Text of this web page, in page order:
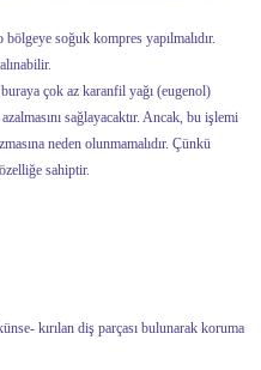
soğuk kompres yapılmalıdır.
çok az karanfil yağı (eugenol)
sağlayacaktır. Ancak, bu işlemi
neden olunmamalıdır. Çünkü
sahiptir.
kırılan diş parçası bulunarak koruma